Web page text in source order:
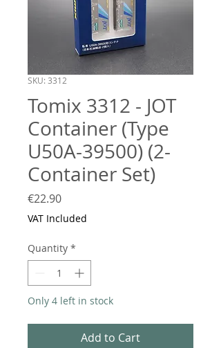
SKU: 3312
Tomix 3312 - JOT
Container (Type
U50A-39500) (2-
Container Set)
€22.90Price
VAT Included
Quantity *
Only 4 left in stock
Add to Cart